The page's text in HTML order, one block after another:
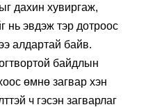
дахин хувиргаж,
нь эвдэж тэр дотроос
алдартай байв.
байдлын
өмнө загвар хэн
ч гэсэн загварлаг